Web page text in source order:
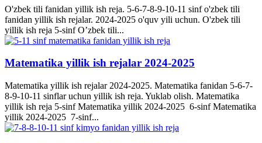
O'zbek tili fanidan yillik ish reja. 5-6-7-8-9-10-11 sinf o'zbek tili
fanidan yillik ish rejalar. 2024-2025 o'quv yili uchun. O'zbek tili
yillik ish reja 5-sinf O’zbek tili...
Matematika yillik ish rejalar 2024-2025
Matematika yillik ish rejalar 2024-2025. Matematika fanidan 5-6-7-
8-9-10-11 sinflar uchun yillik ish reja. Yuklab olish. Matematika
yillik ish reja 5-sinf Matematika yillik 2024-2025 6-sinf Matematika
yillik 2024-2025 7-sinf...